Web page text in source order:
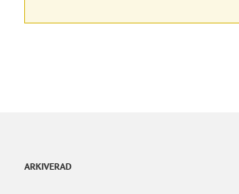
ARKIVERAD